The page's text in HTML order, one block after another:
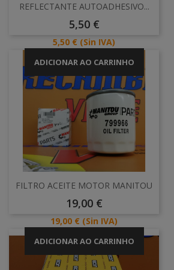
REFLECTANTE AUTOADHESIVO...
Preço
5,50 €
Preço
5,50 € (Sin IVA)
ADICIONAR AO CARRINHO
FILTRO ACEITE MOTOR MANITOU
Preço
19,00 €
Preço
19,00 € (Sin IVA)
ADICIONAR AO CARRINHO